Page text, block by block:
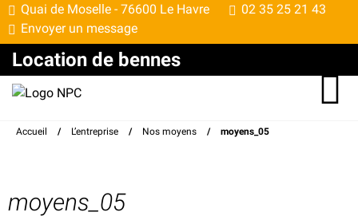
Quai de Moselle - 76600 Le Havre
02 35 25 21 43
Envoyer un message
Location de bennes
Accueil / L’entreprise / Nos moyens / moyens_05
moyens_05